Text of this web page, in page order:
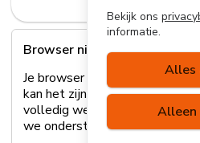
Bekijk ons
informatie.
Alles
Alleen
Browser niet ondersteund
Je browser wordt helaas niet
kan het zijn dat sommige
volledig werken. Lees
hier
we ondersteunen of update je